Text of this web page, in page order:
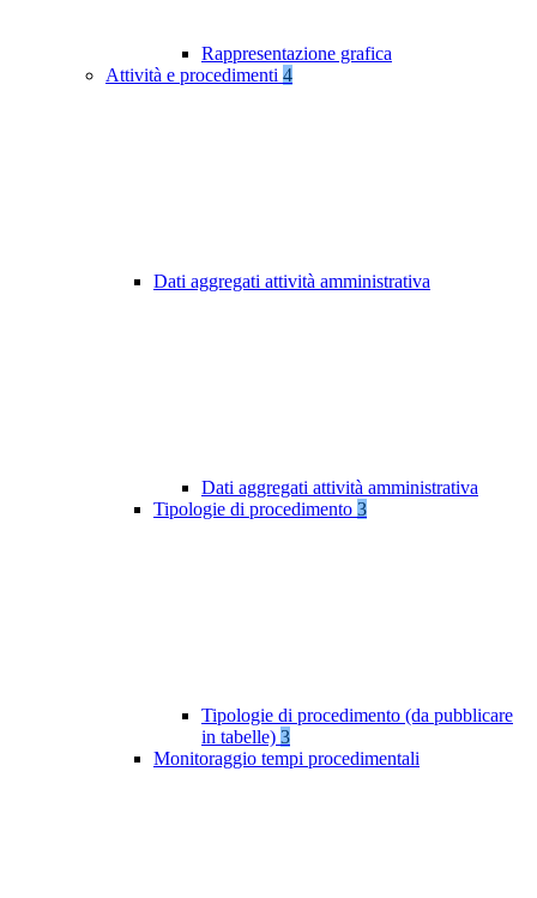
Rappresentazione grafica
Attività e procedimenti 4
Dati aggregati attività amministrativa
Dati aggregati attività amministrativa
Tipologie di procedimento 3
Tipologie di procedimento (da pubblicare
in tabelle) 3
Monitoraggio tempi procedimentali